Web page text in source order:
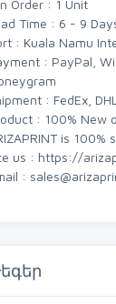
Order : 1 Unit
Time : 6 - 9
: Kuala Namu
: PayPal,
: FedEx,
: 100% New
is 100%
us : https://
: